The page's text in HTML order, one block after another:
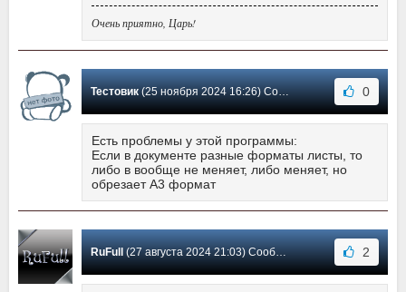
Очень приятно, Царь!
Тестовик(25 ноября 2024 16:26) Сообщение #27 0
Есть проблемы у этой программы:
Если в документе разные форматы листы, то
либо в вообще не меняет, либо меняет, но
обрезает А3 формат
RuFull(27 августа 2024 21:03) Сообщение #26 2